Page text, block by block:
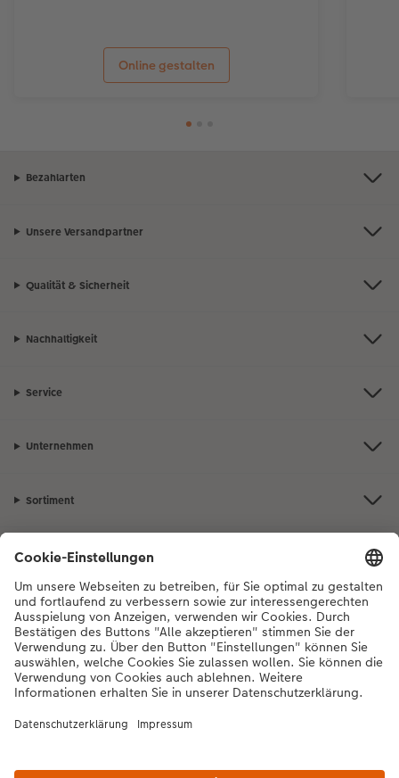
Online gestalten
Bezahlarten
Unsere Versandpartner
Qualität & Sicherheit
Nachhaltigkeit
Service
Unternehmen
Sortiment
Inspiration
Bei Fragen zu Produkten oder der Bestellung können Sie uns gerne von
Montag bis Samstag von 8:00 – 20:00 Uhr und Sonntag von 10:00 –
20:00 Uhr (gesetzliche Feiertage ausgenommen) unter der
Telefonnummer044 499 10 36kontaktieren.
DE |FR